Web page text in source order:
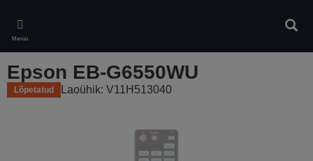
main
content
Menüü
Epson EB-G6550WU
Lõpetatud Laoühik: V11H513040